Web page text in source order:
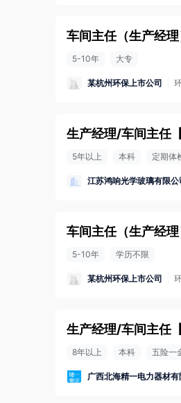
车间主任（生产经理
5-10年 大专
某杭州环保上市公司
生产经理/车间主任
5年以上 本科 定期体
江苏鸿响光学玻璃有限公
车间主任（生产经理
5-10年 学历不限
某杭州环保上市公司
生产经理/车间主任
8年以上 本科 五险一
广西北海精一电力器材